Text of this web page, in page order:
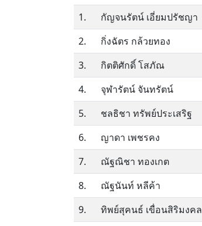
1.
กัญจนรัตน์ เอี่ยมปรัชญา
2.
กิ่งฉัตร กล้วยทอง
3.
กิตติศักดิ์ โสภัณ
4.
จุฬารัตน์ จันทรัตน์
5.
ชลธิชา ทรัพย์ประเสริฐ
6.
ญาดา เพชรคง
7.
ณัฐณิชา ทองเกต
8.
ณัฐนันท์ หลีค้า
9.
ทิพย์สุคนธ์ เขื่อนสิริมงคล